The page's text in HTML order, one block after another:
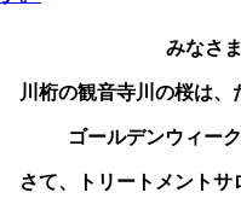
みなさ
川桁の観音寺川の桜は、
ゴールデンウィー
さて、トリートメント